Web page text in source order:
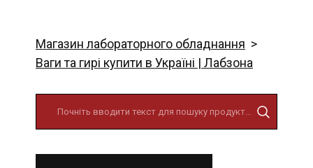
Магазин лабораторного обладнання
Ваги та гирі купити в Україні | Лабзона